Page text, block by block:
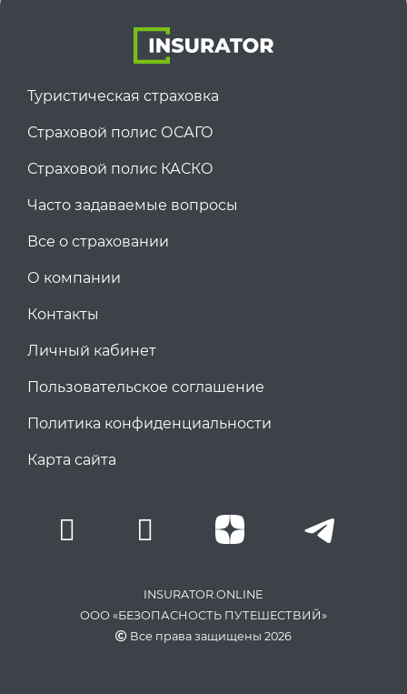
Туристическая страховка
Страховой полис ОСАГО
Страховой полис КАСКО
Часто задаваемые вопросы
Все о страховании
О компании
Контакты
Личный кабинет
Пользовательское соглашение
Политика конфиденциальности
Карта сайта
INSURATOR.ONLINE
ООО «БЕЗОПАСНОСТЬ ПУТЕШЕСТВИЙ»
Все права защищены 2026